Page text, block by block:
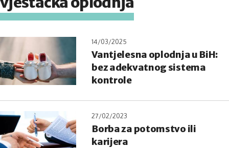
Vijesti i događaji
Kolumne
Lične priče
Saradnja sa medijima
Pretraga
14/03/2025
Vantjelesna oplodnja u BiH:
bez adekvatnog sistema
kontrole
27/02/2023
Borba za potomstvo ili
karijera